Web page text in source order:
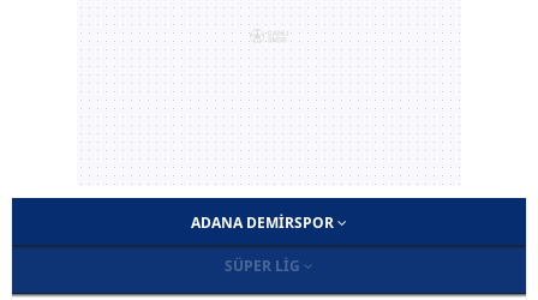
ADANA DEMIRSPOR
SÜPER LIG